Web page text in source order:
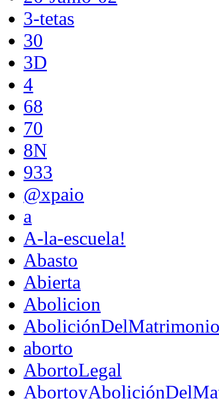
3-tetas
30
3D
4
68
70
8N
933
@xpaio
a
A-la-escuela!
Abasto
Abierta
Abolicion
aborto
AbortoLegal